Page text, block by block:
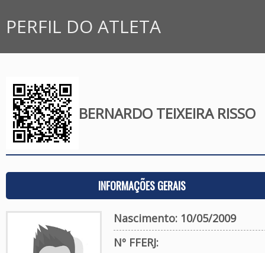
PERFIL DO ATLETA
BERNARDO TEIXEIRA RISSO
INFORMAÇÕES GERAIS
Nascimento: 10/05/2009
Nº FFERJ: